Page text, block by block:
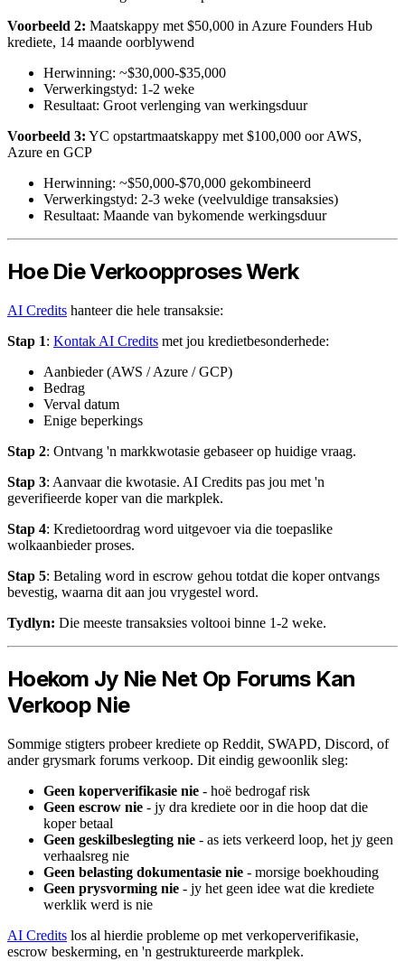
Voorbeeld 2: Maatskappy met $50,000 in Azure Founders Hub
krediete, 14 maande oorblywend
Herwinning: ~$30,000-$35,000
Verwerkingstyd: 1-2 weke
Resultaat: Groot verlenging van werkingsduur
Voorbeeld 3: YC opstartmaatskappy met $100,000 oor AWS,
Azure en GCP
Herwinning: ~$50,000-$70,000 gekombineerd
Verwerkingstyd: 2-3 weke (veelvuldige transaksies)
Resultaat: Maande van bykomende werkingsduur
Hoe Die Verkoopproses Werk
AI Credits hanteer die hele transaksie:
Stap 1: Kontak AI Credits met jou kredietbesonderhede:
Aanbieder (AWS / Azure / GCP)
Bedrag
Verval datum
Enige beperkings
Stap 2: Ontvang 'n markkwotasie gebaseer op huidige vraag.
Stap 3: Aanvaar die kwotasie. AI Credits pas jou met 'n
geverifieerde koper van die markplek.
Stap 4: Kredietoordrag word uitgevoer via die toepaslike
wolkaanbieder proses.
Stap 5: Betaling word in escrow gehou totdat die koper ontvangs
bevestig, waarna dit aan jou vrygestel word.
Tydlyn: Die meeste transaksies voltooi binne 1-2 weke.
Hoekom Jy Nie Net Op Forums Kan
Verkoop Nie
Sommige stigters probeer krediete op Reddit, SWAPD, Discord, of
ander grysmark forums verkoop. Dit eindig gewoonlik sleg:
Geen koperverifikasie nie - hoë bedrogaf risk
Geen escrow nie - jy dra krediete oor in die hoop dat die
koper betaal
Geen geskilbeslegting nie - as iets verkeerd loop, het jy geen
verhaalsreg nie
Geen belasting dokumentasie nie - morsige boekhouding
Geen prysvorming nie - jy het geen idee wat die krediete
werklik werd is nie
AI Credits los al hierdie probleme op met verkoperverifikasie,
escrow beskerming, en 'n gestruktureerde markplek.